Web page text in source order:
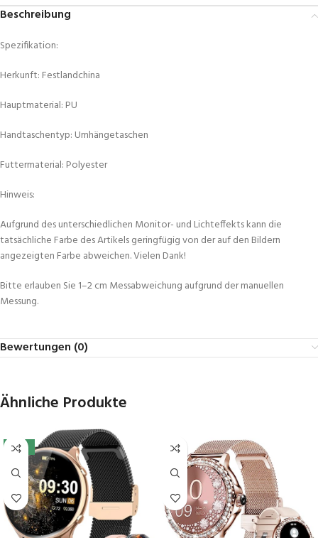
Beschreibung
Spezifikation:
Herkunft: Festlandchina
Hauptmaterial: PU
Handtaschentyp: Umhängetaschen
Futtermaterial: Polyester
Hinweis:
Aufgrund des unterschiedlichen Monitor- und Lichteffekts kann die
tatsächliche Farbe des Artikels geringfügig von der auf den Bildern
angezeigten Farbe abweichen. Vielen Dank!
Bitte erlauben Sie 1–2 cm Messabweichung aufgrund der manuellen
Messung.
Bewertungen (0)
Ähnliche Produkte
-33%